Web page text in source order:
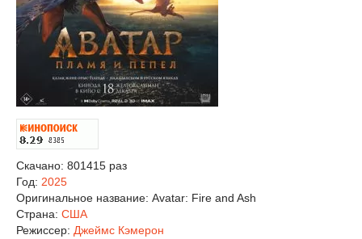
Скачано: 801415 раз
Год: 2025
Оригинальное название: Avatar: Fire and Ash
Страна: США
Режиссер: Джеймс Кэмерон